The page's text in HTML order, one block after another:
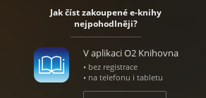
Jak číst zakoupené e-knihy
nejpohodlněji?
V aplikaci O2 Knihovna
• bez registrace
• na telefonu i tabletu